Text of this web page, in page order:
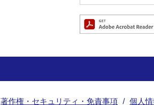
著作権・セキュリティ・免責事項 個人